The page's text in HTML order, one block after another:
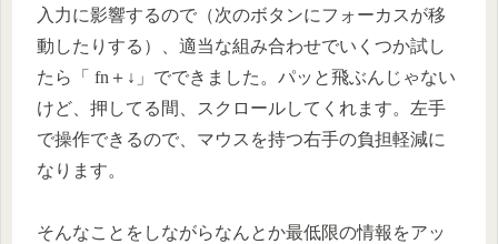
入力に影響するので（次のボタンにフォーカスが移
動したりする）、適当な組み合わせでいくつか試し
たら「 fn＋↓」でできました。パッと飛ぶんじゃない
けど、押してる間、スクロールしてくれます。左手
で操作できるので、マウスを持つ右手の負担軽減に
なります。
そんなことをしながらなんとか最低限の情報をアッ